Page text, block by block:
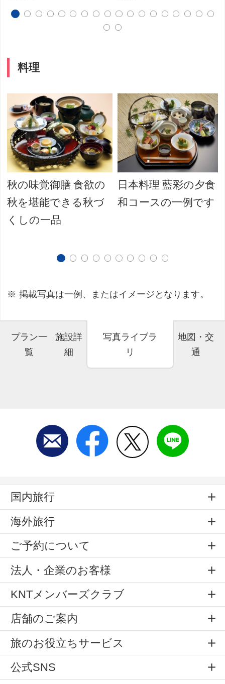
料理
秋の味覚御膳 食欲の
秋を堪能できる秋づ
くしの一品
日本料理 藍彩の夕食
和コースの一例です
掲載写真は一例、またはイメージとなります。
プラン一
覧
施設詳
細
写真ライブラ
リ
地図・交
通
国内旅行
海外旅行
ご予約について
法人・企業のお客様
KNTメンバーズクラブ
店舗のご案内
旅のお役立ちサービス
公式SNS